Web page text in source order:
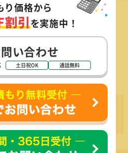
り価格から
割引を実施中！
い合わせ
土日祝OK 通話無料